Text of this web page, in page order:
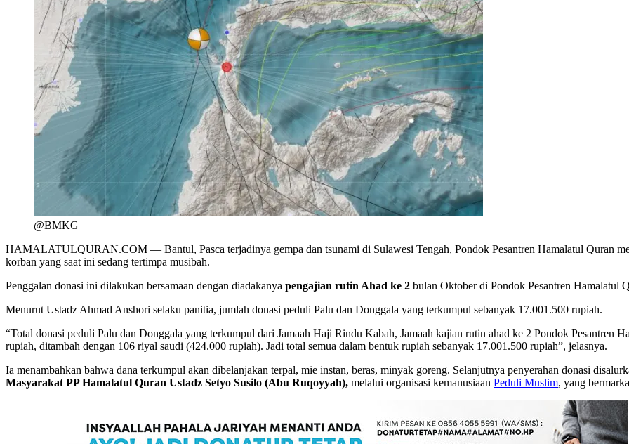
@BMKG
HAMALATULQURAN.COM — Bantul, Pasca terjadinya gempa dan tsunami di Sulawesi Tengah, Pondok Pesantren Hamalatul Quran
korban yang saat ini sedang tertimpa musibah.
Penggalan donasi ini dilakukan bersamaan dengan diadakanya pengajian rutin Ahad ke 2 bulan Oktober di Pondok Pesantren Hamalatul
Menurut Ustadz Ahmad Anshori selaku panitia, jumlah donasi peduli Palu dan Donggala yang terkumpul sebanyak 17.001.500 rupiah.
“Total donasi peduli Palu dan Donggala yang terkumpul dari Jamaah Haji Rindu Kabah, Jamaah kajian rutin ahad ke 2 Pondok Pesantren
rupiah, ditambah dengan 106 riyal saudi (424.000 rupiah). Jadi total semua dalam bentuk rupiah sebanyak 17.001.500 rupiah”, jelasnya.
Ia menambahkan bahwa dana terkumpul akan dibelanjakan terpal, mie instan, beras, minyak goreng. Selanjutnya penyerahan donasi
Masyarakat PP Hamalatul Quran Ustadz Setyo Susilo (Abu Ruqoyyah), melalui organisasi kemanusiaan Peduli Muslim, yang